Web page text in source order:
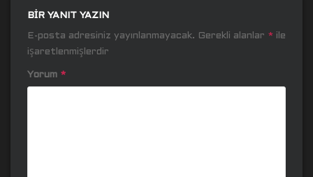
BIR YANIT YAZIN
E-posta adresiniz yayınlanmayacak. Gerekli alanlar * ile
işaretlenmişlerdir
Yorum *